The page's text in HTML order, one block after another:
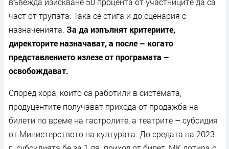
част от трупата. Така се стига и до сценария с
назначенията. За да изпълнят критериите,
директорите назначават, а после – когато
представлението излезе от програмата –
освобождават.
Според хора, които са работили в системата,
продуцентите получават прихода от продажба на
билети по време на гастролите, а театрите – субсидия
от Министерството на културата. До средата на 2023